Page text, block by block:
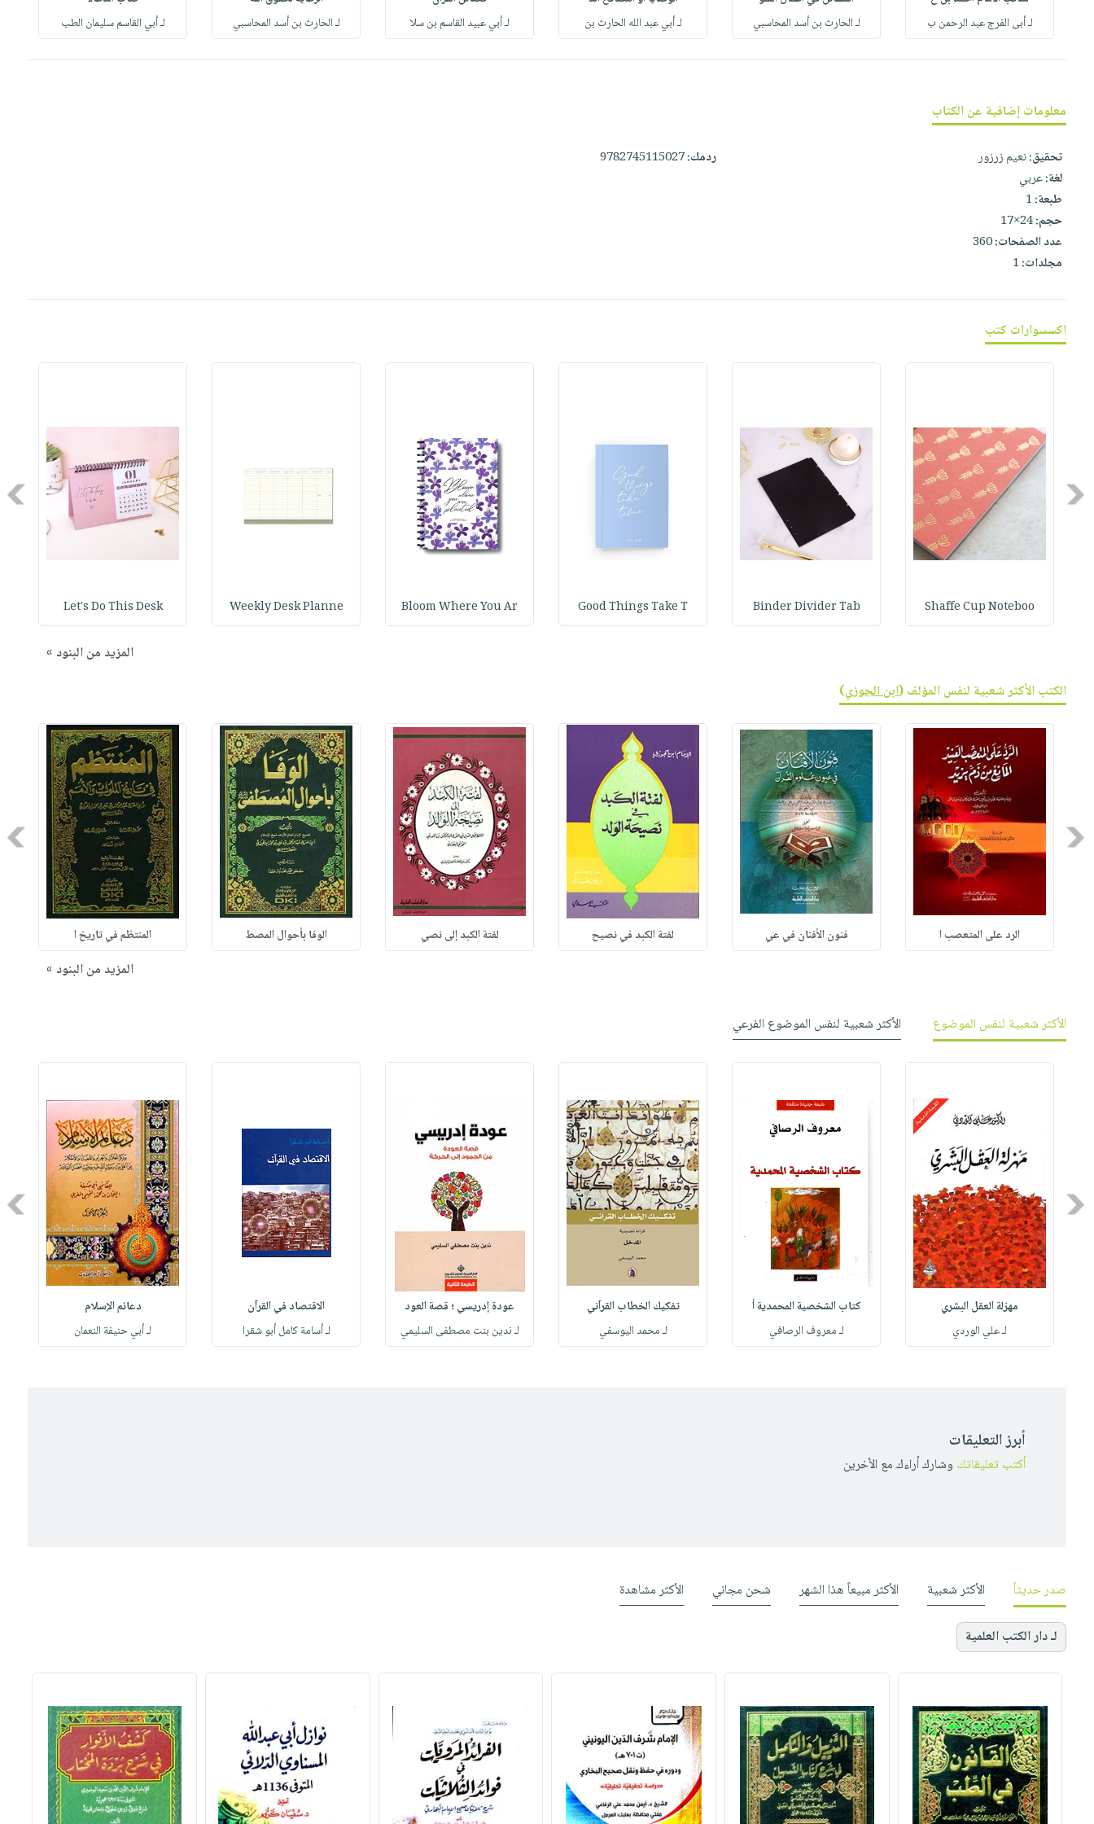
صابون
أطفال
مناسبات
فيديوهات
أسئلة
يتكرر
خدمات
نيل
وفرات
انشر
كتابك
تواصل
معنا
الإصدارات
لـ أبى الفرج عبد الرحمن ب
لـ الحارث بن أسد المحاسبي
لـ أبي عبد الله الحارث بن
لـ أبي عبيد القاسم بن سلا
لـ الحارث بن أسد المحاسبي
لـ أبي القاسم سليمان الطب
معلومات إضافية عن الكتاب
تحقيق:نعيم زرزور
لغة:عربي
طبعة:1
حجم:24×17
عدد الصفحات:360
مجلدات:1
ردمك:9782745115027
اكسسوارات كتب
Previous
Shaffe Cup Noteboo
Binder Divider Tab
Good Things Take T
Bloom Where You Ar
Weekly Desk Planne
Let's Do This Desk
المزيد من البنود »
الكتب الأكثر شعبية لنفس المؤلف (ابن الجوزي)
Previous
الرد على المتعصب ا فنون الأفنان في عي لفتة الكبد في نصيح لفتة الكبد إلى نصي الوفا بأحوال المصط المنتظم في تاريخ ا
المزيد من البنود »
الأكثر شعبية لنفس الموضوع الأكثر شعبية لنفس الموضوع الفرعي
Previous
مهزلة العقل البشري
لـ علي الوردي
كتاب الشخصية المحمدية أ
لـ معروف الرصافي
تفكيك الخطاب القرآني
لـ محمد اليوسفي
عودة إدريسي ؛ قصة العود
لـ ندين بنت مصطفى السليمي
الاقتصاد في القرآن
لـ أسامة كامل أبو شقرا
دعائم الإسلام
لـ أبي حنيفة النعمان
أبرز التعليقات
أكتب تعليقاتك وشارك أراءك مع الأخرين
صدر حديثاً الأكثر شعبية الأكثر مبيعاً هذا الشهر شحن مجاني الأكثر مشاهدة
لـ دار الكتب العلمية